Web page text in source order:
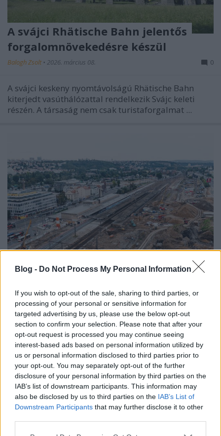
Blog - Do Not Process My Personal Information
If you wish to opt-out of the sale, sharing to third parties, or
processing of your personal or sensitive information for
targeted advertising by us, please use the below opt-out
section to confirm your selection. Please note that after your
opt-out request is processed you may continue seeing
interest-based ads based on personal information utilized by
us or personal information disclosed to third parties prior to
your opt-out. You may separately opt-out of the further
disclosure of your personal information by third parties on the
IAB’s list of downstream participants. This information may
also be disclosed by us to third parties on the IAB’s List of
Downstream Participants that may further disclose it to other
A svájci Rhätische Bahn jelentős
forgalomnövekedésre készül
Balogh Zsolt • 2026. március 08. 0
A svájci keskeny nyomtávolságú Rhätische Bahn
kiterjedt vasúthálózattal rendelkezik Svájc keleti
részén. A társaság nem csak turistaforgalmat ...
átépítése ötvözi a hagyományt és a
modernitást
Balogh Zsolt 2026. március 06.
Csehország vasútja és vasúti ipara eddig is
figyelemre méltó volt, az ország gőzerővel fejleszti
közlekedési infrastruktúráját. Nem csak a ...